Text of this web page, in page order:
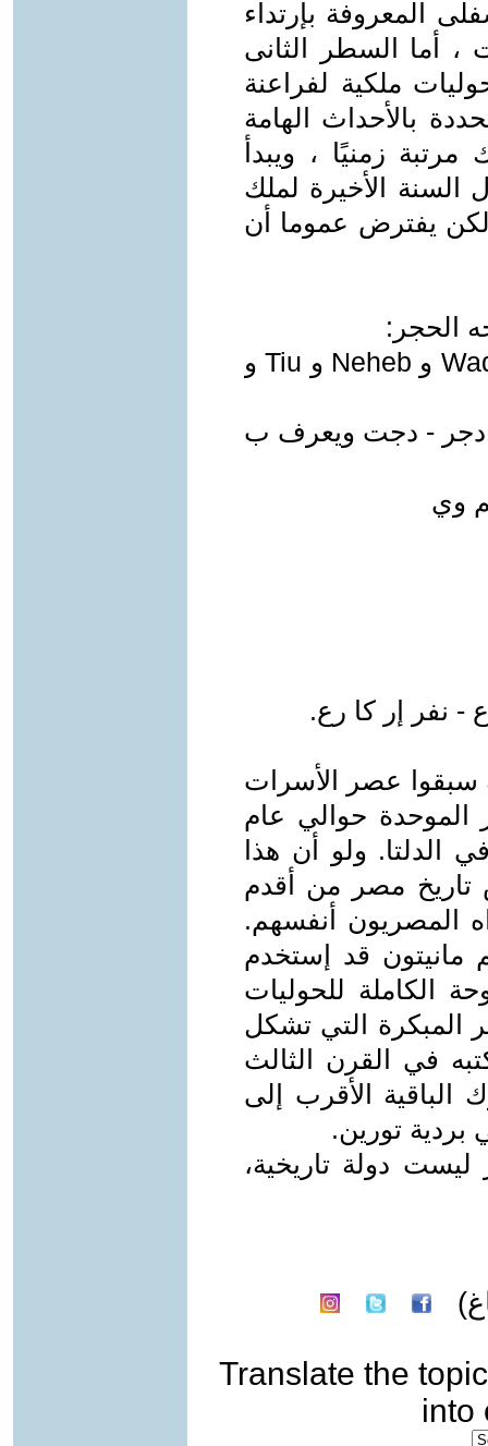
المعروفة بإرتداء
، أما السطر الثانى
ملكية لفراعنة
بالأحداث الهامة
زمنيًا ، ويبدأ
السنة الأخيرة لملك
يفترض عموما أن
الحجر:
فترة ما قبل الأسرات: Mejet و Wadynar و Neheb و Tiu و
دجر - دجت ويعرف ب
وي
نفر إر كا رع.
سبقوا عصر الأسرات
حوالي عام
الدلتا. ولو أن هذا
تاريخ مصر من أقدم
المصريون أنفسهم.
مانيتون قد إستخدم
الكاملة للحوليات
المبكرة التي تشكل
في القرن الثالث
الأقرب إلى
تورين.
دولة تاريخية،
Translate the topic
into